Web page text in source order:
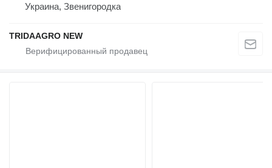
Украина, Звенигородка
TRIDAAGRO NEW